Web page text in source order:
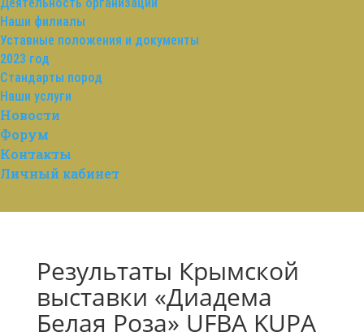
Наши филиалы
Уставные положения и документы
2023 год
Стандарты пород
Наши услуги
Новости
Форум
Контакты
Личный кабинет
Результаты Крымской
выставки «Диадема
Белая Роза» UFBA KUPA